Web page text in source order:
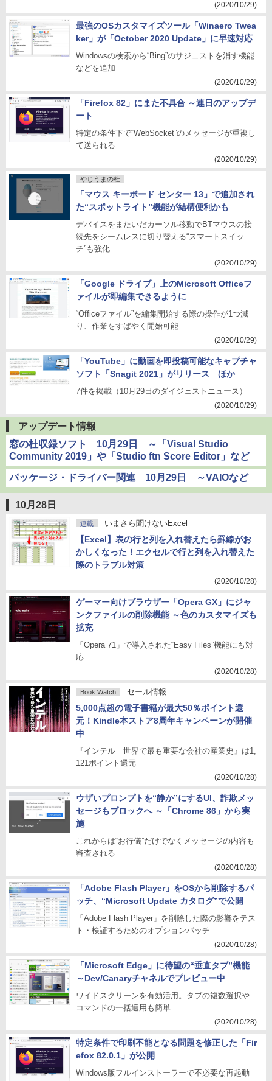
(2020/10/29)
最強のOSカスタマイズツール「Winaero Twea
ker」が「October 2020 Update」に早速対応
Windowsの検索から“Bing”のサジェストを消す機能
などを追加
(2020/10/29)
「Firefox 82」にまた不具合 ～連日のアップデ
ート
特定の条件下で“WebSocket”のメッセージが重複し
て送られる
(2020/10/29)
やじうまの杜
「マウス キーボード センター 13」で追加され
た“スポットライト”機能が結構便利かも
デバイスをまたいだカーソル移動でBTマウスの接
続先をシームレスに切り替える“スマートスイッ
チ”も強化
(2020/10/29)
「Google ドライブ」上のMicrosoft Officeフ
ァイルが即編集できるように
“Officeファイル”を編集開始する際の操作が1つ減
り、作業をすばやく開始可能
(2020/10/29)
「YouTube」に動画を即投稿可能なキャプチャ
ソフト「Snagit 2021」がリリース ほか
7件を掲載（10月29日のダイジェストニュース）
(2020/10/29)
アップデート情報
窓の杜収録ソフト 10月29日 ～「Visual Studio
Community 2019」や「Studio ftn Score Editor」など
パッケージ・ドライバー関連 10月29日 ～VAIOなど
10月28日
連載 いまさら聞けないExcel
【Excel】表の行と列を入れ替えたら罫線がお
かしくなった！エクセルで行と列を入れ替えた
際のトラブル対策
(2020/10/28)
ゲーマー向けブラウザー「Opera GX」にジャ
ンクファイルの削除機能 ～色のカスタマイズも
拡充
「Opera 71」で導入された“Easy Files”機能にも対
応
(2020/10/28)
Book Watch セール情報
5,000点超の電子書籍が最大50％ポイント還
元！Kindle本ストア8周年キャンペーンが開催
中
『インテル 世界で最も重要な会社の産業史』は1,
121ポイント還元
(2020/10/28)
ウザいプロンプトを“静か”にするUI、詐欺メッ
セージもブロックへ ～「Chrome 86」から実
施
これからは“お行儀”だけでなくメッセージの内容も
審査される
(2020/10/28)
「Adobe Flash Player」をOSから削除するパ
ッチ、“Microsoft Update カタログ”で公開
「Adobe Flash Player」を削除した際の影響をテス
ト・検証するためのオプションパッチ
(2020/10/28)
「Microsoft Edge」に待望の“垂直タブ”機能
～Dev/Canaryチャネルでプレビュー中
ワイドスクリーンを有効活用。タブの複数選択や
コマンドの一括適用も簡単
(2020/10/28)
特定条件で印刷不能となる問題を修正した「Fir
efox 82.0.1」が公開
Windows版フルインストーラーで不必要な再起動